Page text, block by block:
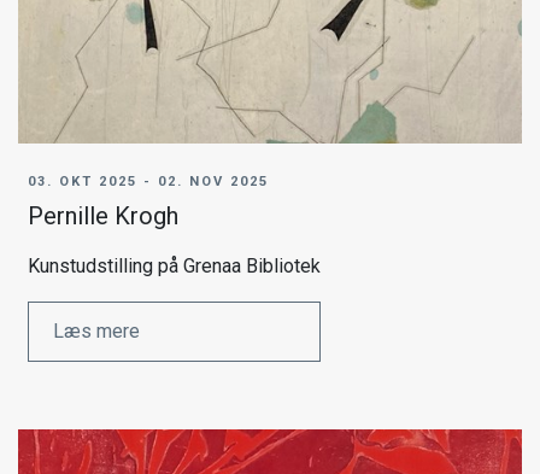
03. OKT 2025 - 02. NOV 2025
Pernille Krogh
Kunstudstilling på Grenaa Bibliotek
Læs mere